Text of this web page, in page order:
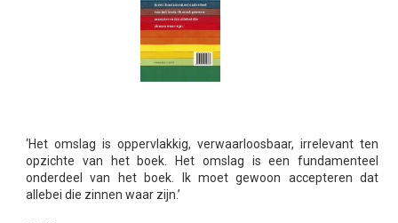
‘Het omslag is oppervlakkig, verwaarloosbaar, irrelevant ten
opzichte van het boek. Het omslag is een fundamenteel
onderdeel van het boek. Ik moet gewoon accepteren dat
allebei die zinnen waar zijn.’